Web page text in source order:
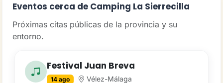
Eventos cerca de Camping La Sierrecilla
Próximas citas públicas de la provincia y su
entorno.
Festival Juan Breva
14 ago
Vélez-Málaga